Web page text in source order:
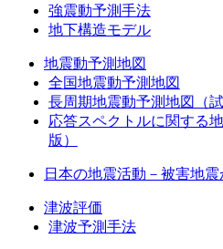
強震動予測手法
地下構造モデル
地震動予測地図
全国地震動予測地図
長周期地震動予測地図（試
応答スペクトルに関する
版）
日本の地震活動－被害地
津波評価
津波予測手法